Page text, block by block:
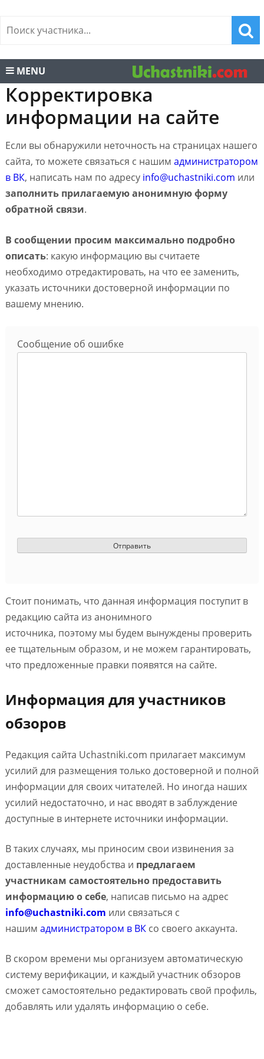
MENU
Корректировка
информации на сайте
Если вы обнаружили неточность на страницах нашего
сайта, то можете связаться с нашим администратором
в ВК, написать нам по адресу info@uchastniki.com или
заполнить прилагаемую анонимную форму
обратной связи.
В сообщении просим максимально подробно
описать: какую информацию вы считаете
необходимо отредактировать, на что ее заменить,
указать источники достоверной информации по
вашему мнению.
Сообщение об ошибке
Стоит понимать, что данная информация поступит в
редакцию сайта из анонимного
источника, поэтому мы будем вынуждены проверить
ее тщательным образом, и не можем гарантировать,
что предложенные правки появятся на сайте.
Информация для участников
обзоров
Редакция сайта Uchastniki.com прилагает максимум
усилий для размещения только достоверной и полной
информации для своих читателей. Но иногда наших
усилий недостаточно, и нас вводят в заблуждение
доступные в интернете источники информации.
В таких случаях, мы приносим свои извинения за
доставленные неудобства и предлагаем
участникам самостоятельно предоставить
информацию о себе, написав письмо на адрес
info@uchastniki.com или связаться с
нашим администратором в ВКсо своего аккаунта.
В скором времени мы организуем автоматическую
систему верификации, и каждый участник обзоров
сможет самостоятельно редактировать свой профиль,
добавлять или удалять информацию о себе.